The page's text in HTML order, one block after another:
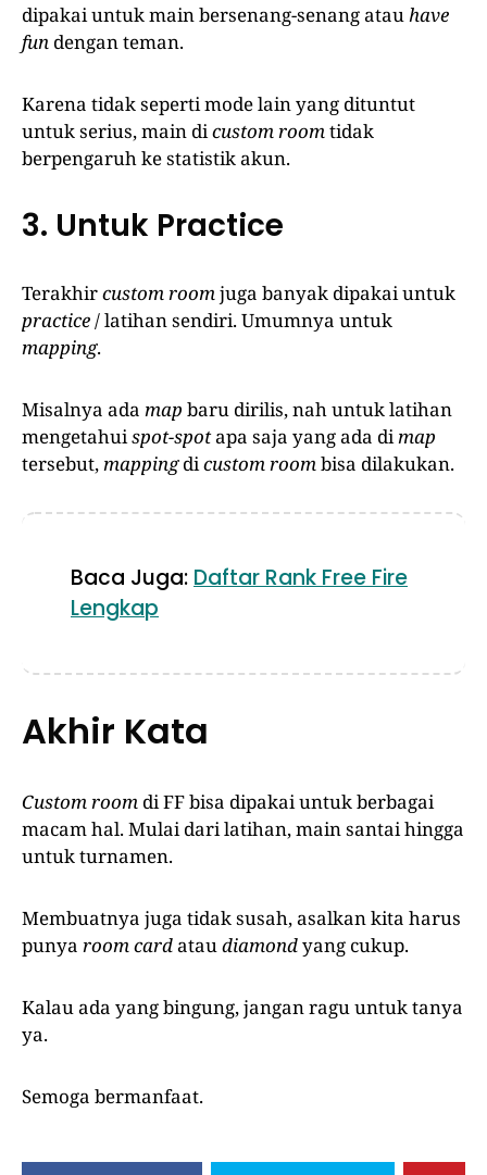
dipakai untuk main bersenang-senang atauhave
fun dengan teman.
Karena tidak seperti mode lain yang dituntut
untuk serius, main dicustom roomtidak
berpengaruh ke statistik akun.
3. Untuk Practice
Terakhircustomroomjuga banyak dipakai untuk
practice/ latihan sendiri. Umumnya untuk
mapping.
Misalnya ada map baru dirilis, nah untuk latihan
mengetahuispot-spotapa saja yang ada dimap
tersebut,mappingdicustom roombisa dilakukan.
Baca Juga: Daftar Rank Free Fire
Lengkap
Akhir Kata
Custom room di FF bisa dipakai untuk berbagai
macam hal. Mulai dari latihan, main santai hingga
untuk turnamen.
Membuatnya juga tidak susah, asalkan kita harus
punya room cardataudiamondyang cukup.
Kalau ada yang bingung, jangan ragu untuk tanya
ya.
Semoga bermanfaat.